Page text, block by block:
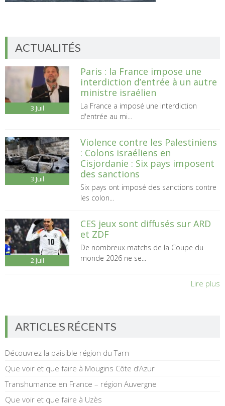
ACTUALITÉS
3 Juil
Paris : la France impose une
interdiction d’entrée à un autre
ministre israélien
La France a imposé une interdiction
d'entrée au mi...
3 Juil
Violence contre les Palestiniens
: Colons israéliens en
Cisjordanie : Six pays imposent
des sanctions
Six pays ont imposé des sanctions contre
les colon...
2 Juil
CES jeux sont diffusés sur ARD
et ZDF
De nombreux matchs de la Coupe du
monde 2026 ne se...
Lire plus
ARTICLES RÉCENTS
Découvrez la paisible région du Tarn
Que voir et que faire à Mougins Côte d’Azur
Transhumance en France – région Auvergne
Que voir et que faire à Uzès